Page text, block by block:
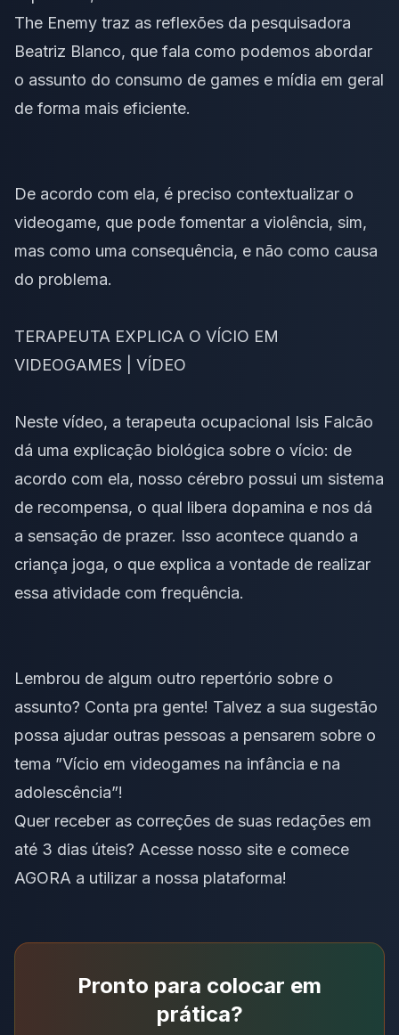
The Enemy traz as reflexões da pesquisadora
Beatriz Blanco, que fala como podemos abordar
o assunto do consumo de games e mídia em geral
de forma mais eficiente.
De acordo com ela, é preciso contextualizar o
videogame, que pode fomentar a violência, sim,
mas como uma consequência, e não como causa
do problema.
TERAPEUTA EXPLICA O VÍCIO EM
VIDEOGAMES | VÍDEO
Neste vídeo, a terapeuta ocupacional Isis Falcão
dá uma explicação biológica sobre o vício: de
acordo com ela, nosso cérebro possui um sistema
de recompensa, o qual libera dopamina e nos dá
a sensação de prazer. Isso acontece quando a
criança joga, o que explica a vontade de realizar
essa atividade com frequência.
Lembrou de algum outro repertório sobre o
assunto? Conta pra gente! Talvez a sua sugestão
possa ajudar outras pessoas a pensarem sobre o
tema ”Vício em videogames na infância e na
adolescência”!
Quer receber as correções de suas redações em
até 3 dias úteis? Acesse nosso site e comece
AGORA a utilizar a nossa plataforma!
Pronto para colocar em
prática?